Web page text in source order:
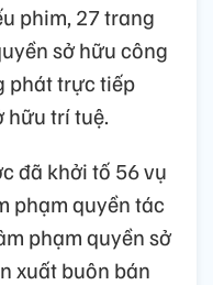
phim, 27 trang
sở hữu công
phát trực tiếp
hữu trí tuệ.
đã khởi tố 56 vụ
phạm quyền tác
phạm quyền sở
xuất buôn bán